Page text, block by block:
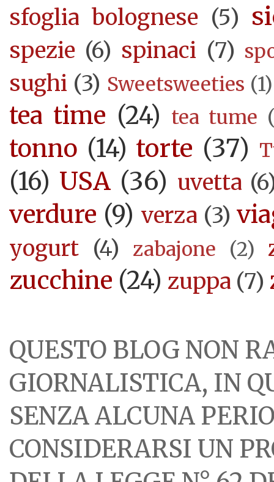
sfoglia bolognese (5)
spezie (6) spinaci (7)
sughi (3) Sweetsweeties (1)
tea time (24) tea tume
tonno (14) torte (37)
(16) USA (36) uvetta
verdure (9) verza (3)
yogurt (4) zabajone (2)
zucchine (24) zuppa (7)
QUESTO BLOG NON
GIORNALISTICA, IN
SENZA ALCUNA
CONSIDERARSI UN